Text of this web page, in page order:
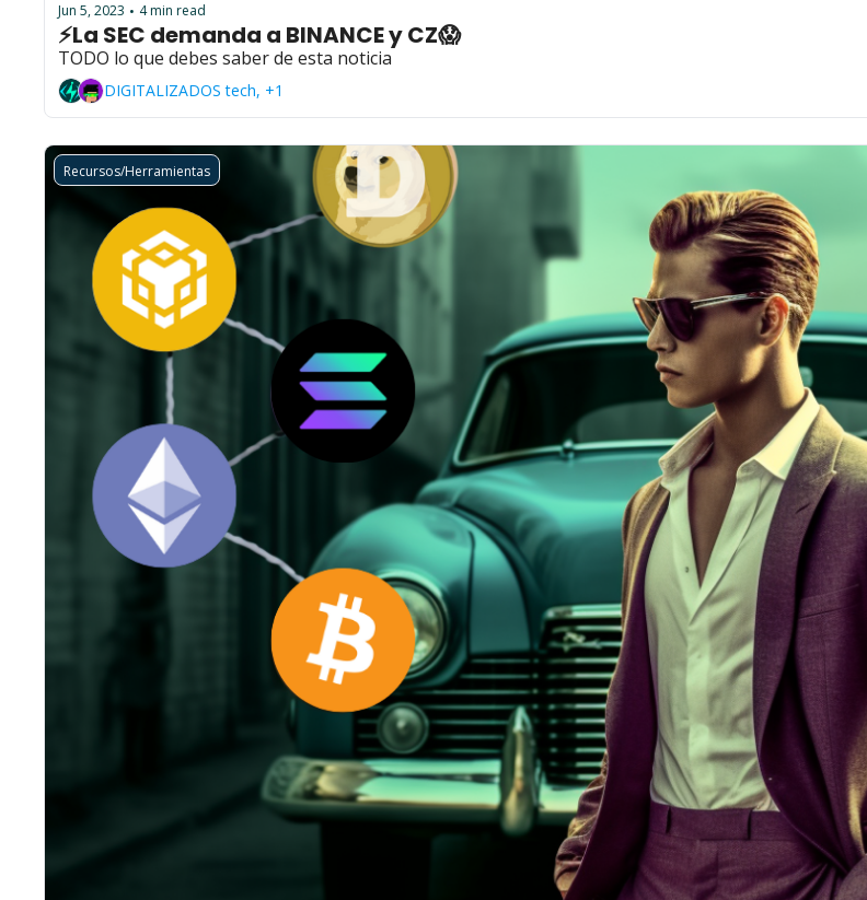
Jun 5, 2023 • 4 min read
⚡La SEC demanda a BINANCE y CZ😱
TODO lo que debes saber de esta noticia
DIGITALIZADOS tech, +1
Recursos/Herramientas